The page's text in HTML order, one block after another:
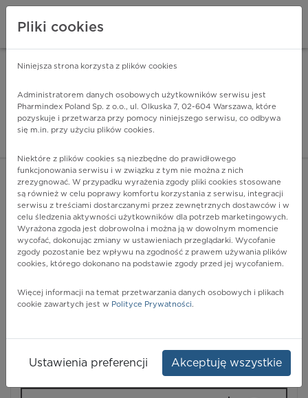
Pharmindex - lider
ZALOGUJ SIĘ
POKAŻ FILTRY
Pharmindex
Pliki cookies
Niniejsza strona korzysta z plików cookies
Administratorem danych osobowych użytkowników serwisu jest
Pharmindex Poland Sp. z o.o., ul. Olkuska 7, 02-604 Warszawa, które
pozyskuje i przetwarza przy pomocy niniejszego serwisu, co odbywa
się m.in. przy użyciu plików cookies.
Niektóre z plików cookies są niezbędne do prawidłowego
funkcjonowania serwisu i w związku z tym nie można z nich
zrezygnować. W przypadku wyrażenia zgody pliki cookies stosowane
są również w celu poprawy komfortu korzystania z serwisu, integracji
serwisu z treściami dostarczanymi przez zewnętrznych dostawców i w
celu śledzenia aktywności użytkowników dla potrzeb marketingowych.
Wyrażona zgoda jest dobrowolna i można ją w dowolnym momencie
wycofać, dokonując zmiany w ustawieniach przeglądarki. Wycofanie
zgody pozostanie bez wpływu na zgodność z prawem używania plików
cookies, którego dokonano na podstawie zgody przed jej wycofaniem.
Więcej informacji na temat przetwarzania danych osobowych i plikach
cookie zawartych jest w Polityce Prywatności.
Ustawienia preferencji Akceptuję wszystkie
ZA DARMO - w Google Play INSTALUJ